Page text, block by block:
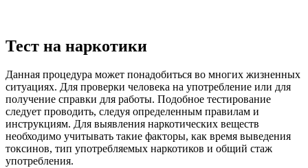
Тест на наркотики
Данная процедура может понадобиться во многих жизненных
ситуациях. Для проверки человека на употребление или для
получение справки для работы. Подобное тестирование
следует проводить, следуя определенным правилам и
инструкциям. Для выявления наркотических веществ
необходимо учитывать такие факторы, как время выведения
токсинов, тип употребляемых наркотиков и общий стаж
употребления.